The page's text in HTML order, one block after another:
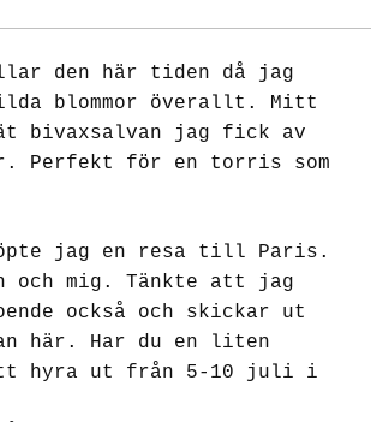
den här tiden då jag
blommor överallt. Mitt
ät bivaxsalvan jag fick av
Perfekt för en torris som
jag en resa till Paris.
och mig. Tänkte att jag
också och skickar ut
här. Har du en liten
hyra ut från 5-10 juli i